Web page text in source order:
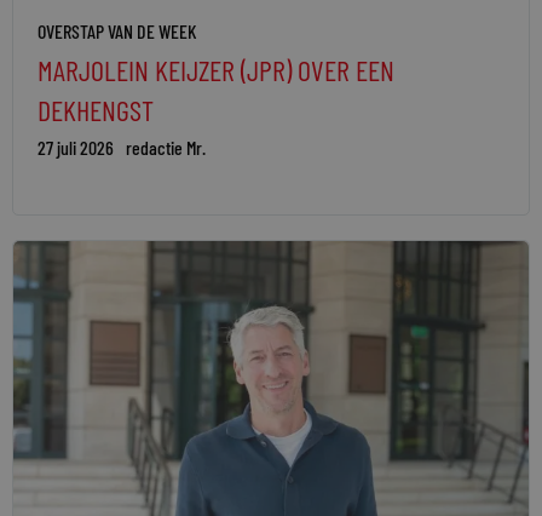
OVERSTAP VAN DE WEEK
MARJOLEIN KEIJZER (JPR) OVER EEN
DEKHENGST
27 juli 2026 redactie Mr.